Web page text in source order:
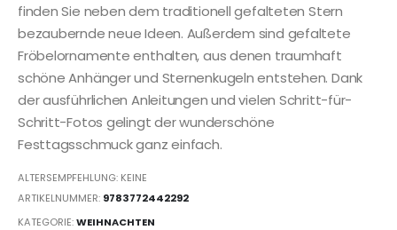
finden Sie neben dem traditionell gefalteten Stern
bezaubernde neue Ideen. Außerdem sind gefaltete
Fröbelornamente enthalten, aus denen traumhaft
schöne Anhänger und Sternenkugeln entstehen. Dank
der ausführlichen Anleitungen und vielen Schritt-für-
Schritt-Fotos gelingt der wunderschöne
Festtagsschmuck ganz einfach.
ALTERSEMPFEHLUNG: KEINE
ARTIKELNUMMER: 9783772442292
KATEGORIE:WEIHNACHTEN